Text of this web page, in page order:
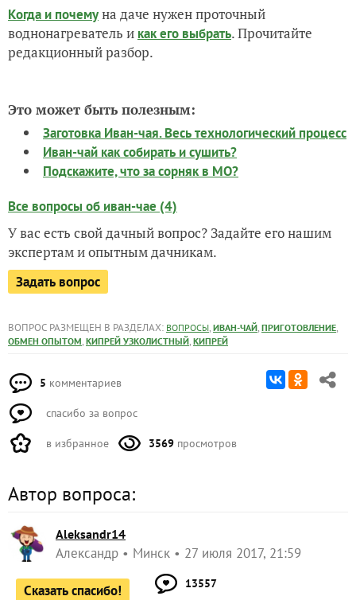
Когда и почемуна даче нужен проточный
воднонагреватель и как его выбрать. Прочитайте
редакционный разбор.
Это может быть полезным:
Заготовка Иван-чая. Весь технологический процесс
Иван-чай как собирать и сушить?
Подскажите, что за сорняк в МО?
Все вопросы об иван-чае (4)
У вас есть свой дачный вопрос? Задайте его нашим
экспертам и опытным дачникам.
Задать вопрос
ВОПРОС РАЗМЕЩЕН В РАЗДЕЛАХ: ВОПРОСЫ, ИВАН-ЧАЙ, ПРИГОТОВЛЕНИЕ,
ОБМЕН ОПЫТОМ, КИПРЕЙ УЗКОЛИСТНЫЙ, КИПРЕЙ
5 комментариев
спасибо за вопрос
в избранное 3569 просмотров
Автор вопроса:
Aleksandr14
Александр Минск 27 июля 2017, 21:59
Сказать спасибо! 13557